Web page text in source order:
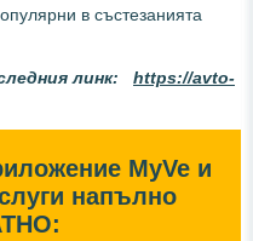
в състезанията
линк: https://avto-
MyVe и
напълно